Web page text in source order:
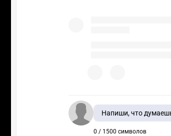
Напиши, что
0 / 1500 символов